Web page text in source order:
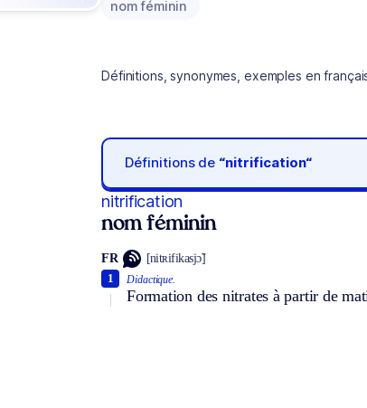
nom féminin
Définitions, synonymes, exemples en
Définitions de “nitrification“
nitrification
nom féminin
FR [nitʀifikasjɔ̃]
Didactique.
Formation des nitrates à partir de
1